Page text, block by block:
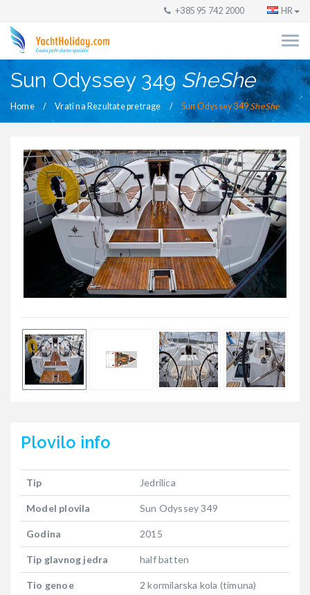
+385 95 742 2000 HR
Sun Odyssey 349 SheShe
Home Vrati na Rezultate pretrage Sun Odyssey 349SheShe
Plovilo info
Tip Jedrilica
Model plovila Sun Odyssey 349
Godina 2015
Tip glavnog jedra half batten
Tio genoe 2 kormilarska kola (timuna)